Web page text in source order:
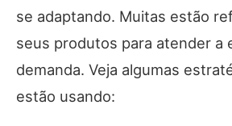
se adaptando. Muitas estão
seus produtos para atender a
demanda. Veja algumas
estão usando: